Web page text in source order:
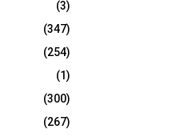
(3)
(347)
(254)
(1)
(300)
(267)